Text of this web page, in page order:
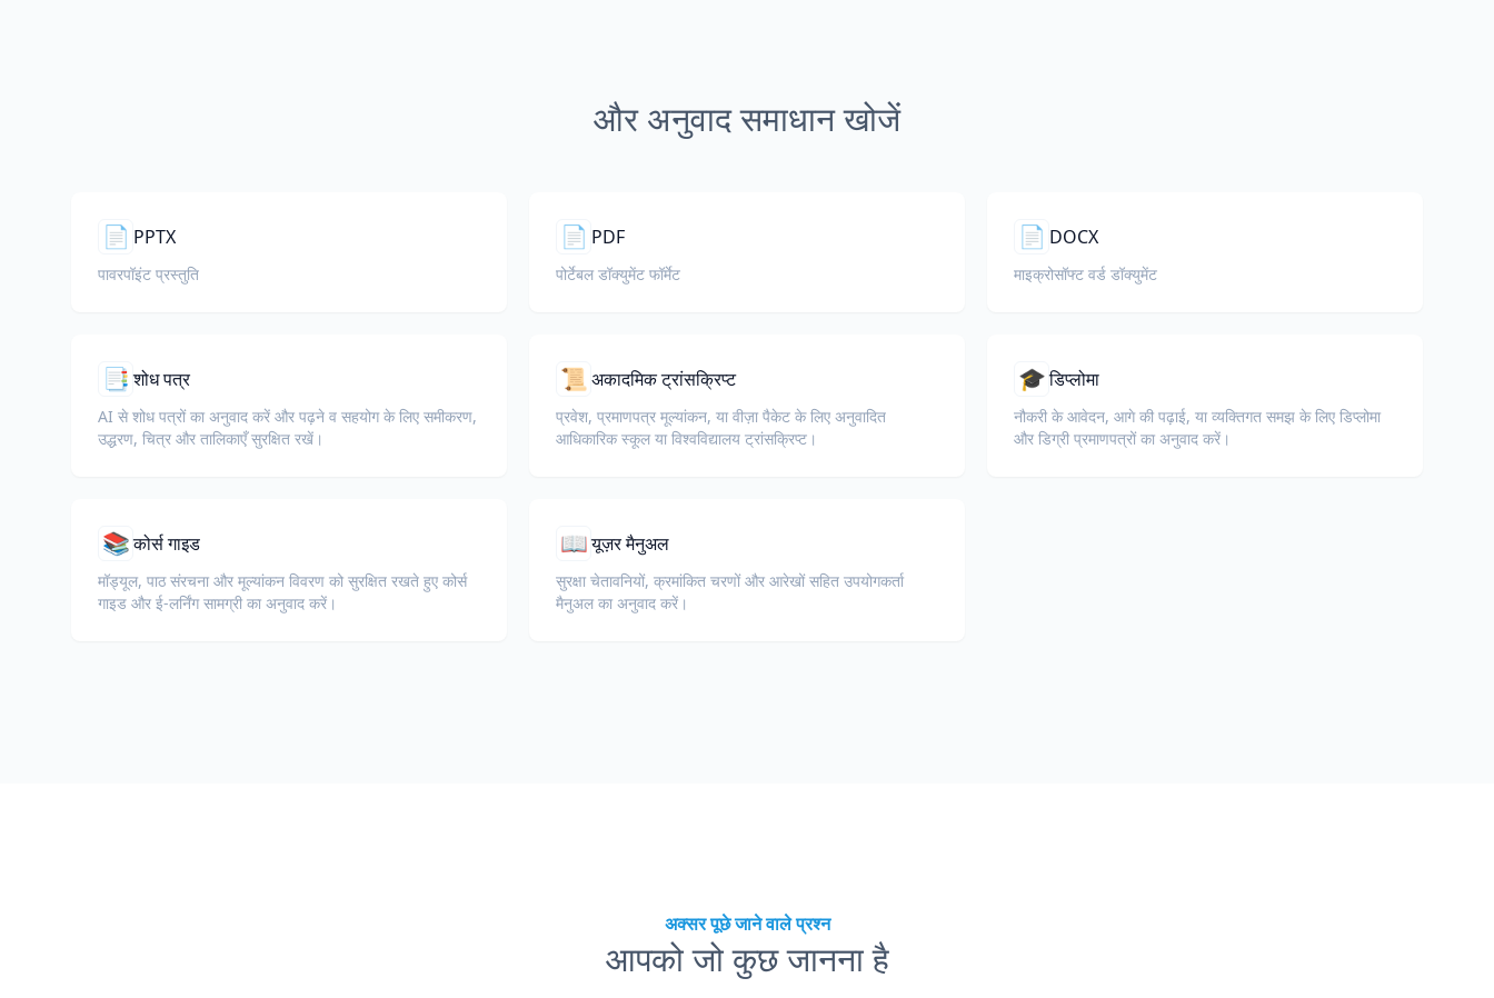
और अनुवाद समाधान खोजें
📄 PPTX
पावरपॉइंट प्रस्तुति
📄 PDF
पोर्टेबल डॉक्युमेंट फॉर्मेट
📄 DOCX
माइक्रोसॉफ्ट वर्ड डॉक्युमेंट
📑 शोध पत्र
AI से शोध पत्रों का अनुवाद करें और पढ़ने व सहयोग के लिए समीकरण,
उद्धरण, चित्र और तालिकाएँ सुरक्षित रखें।
📜 अकादमिक ट्रांसक्रिप्ट
प्रवेश, प्रमाणपत्र मूल्यांकन, या वीज़ा पैकेट के लिए अनुवादित
आधिकारिक स्कूल या विश्वविद्यालय ट्रांसक्रिप्ट।
🎓डिप्लोमा
नौकरी के आवेदन, आगे की पढ़ाई, या व्यक्तिगत समझ के लिए डिप्लोमा
और डिग्री प्रमाणपत्रों का अनुवाद करें।
📚कोर्स गाइड
मॉड्यूल, पाठ संरचना और मूल्यांकन विवरण को सुरक्षित रखते हुए कोर्स
गाइड और ई-लर्निंग सामग्री का अनुवाद करें।
📖यूज़र मैनुअल
सुरक्षा चेतावनियों, क्रमांकित चरणों और आरेखों सहित उपयोगकर्ता
मैनुअल का अनुवाद करें।
अक्सर पूछे जाने वाले प्रश्न
आपको जो कुछ जानना है